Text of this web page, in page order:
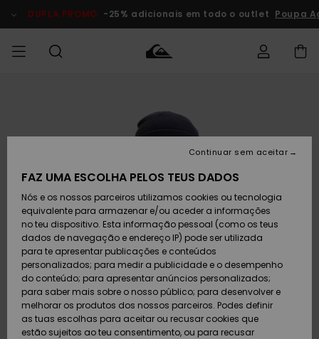
do
DUPLA PROMO -25% adicionais em todo o outlet Poupa
Calçado e
chinelos
Surfe/água
Snow
MENINO
Calçado e
chinelos
Surfe/água
Neve
MULHER
chegados
Highlights
Snow
SURF
Homem
Crianças
Highlights
Community
SNOW
Neve
Homem
Artigos
Criança
Snow Shop
Feminino
Highlights
DUPLA
PROMO
Homem
Criança
Outlet
Mulher
Devoluções
Pagamento
Cartão
presente
Quiksilver
Freedom
FAZ UMA ESCOLHA PELOS TEUS DADOS
Nós e os nossos parceiros utilizamos cookies ou tecnologia
equivalente para armazenar e/ou aceder a informações
no teu dispositivo. Esta informação pessoal (como os teus
dados de navegação e endereço IP) pode ser utilizada
para te apresentar publicações e conteúdos
personalizados; para medir a publicidade e o desempenho
do conteúdo; para apresentar anúncios personalizados;
para saber mais sobre o nosso público; para desenvolver e
melhorar os produtos dos nossos parceiros. Podes definir
as tuas escolhas para aceitar ou recusar cookies que
estão sujeitos ao teu consentimento, ou para recusar
Continuar sem aceitar